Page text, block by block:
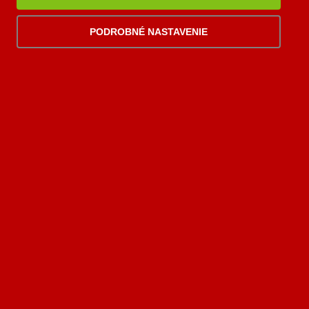
po-pi 8:00-18:00 hod.
palomino@palomino.sk
PODROBNÉ NASTAVENIE